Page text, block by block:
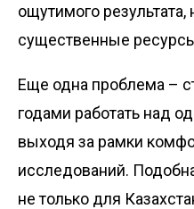
ощутимого результата,
существенные
Еще одна проблема –
годами работать над
выходя за рамки
исследований.
не только для